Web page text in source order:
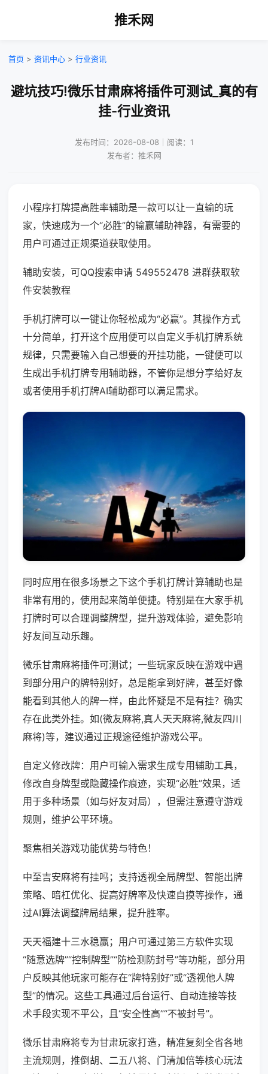
推禾网
首页 > 资讯中心 > 行业资讯
避坑技巧!微乐甘肃麻将插件可测试_真的有
挂-行业资讯
发布时间：2026-08-08｜阅读：1
发布者：推禾网
小程序打牌提高胜率辅助是一款可以让一直输的玩
家，快速成为一个“必胜”的输赢辅助神器，有需要的
用户可通过正规渠道获取使用。
辅助安装，可QQ搜索申请 549552478 进群获取软
件安装教程
手机打牌可以一键让你轻松成为“必赢”。其操作方式
十分简单，打开这个应用便可以自定义手机打牌系统
规律，只需要输入自己想要的开挂功能，一键便可以
生成出手机打牌专用辅助器，不管你是想分享给好友
或者使用手机打牌AI辅助都可以满足需求。
同时应用在很多场景之下这个手机打牌计算辅助也是
非常有用的，使用起来简单便捷。特别是在大家手机
打牌时可以合理调整牌型，提升游戏体验，避免影响
好友间互动乐趣。
微乐甘肃麻将插件可测试；一些玩家反映在游戏中遇
到部分用户的牌特别好，总是能拿到好牌，甚至好像
能看到其他人的牌一样，由此怀疑是不是有挂？确实
存在此类外挂。如(微友麻将,真人天天麻将,微友四川
麻将)等，建议通过正规途径维护游戏公平。
自定义修改牌：用户可输入需求生成专用辅助工具，
修改自身牌型或隐藏操作痕迹，实现“必胜”效果，适
用于多种场景（如与好友对局），但需注意遵守游戏
规则，维护公平环境。
聚焦相关游戏功能优势与特色！
中至吉安麻将有挂吗；支持透视全局牌型、智能出牌
策略、暗杠优化、提高好牌率及快速自摸等操作，通
过AI算法调整牌局结果，提升胜率。
天天福建十三水稳赢；用户可通过第三方软件实现
“随意选牌”“控制牌型”“防检测防封号”等功能，部分用
户反映其他玩家可能存在“牌特别好”或“透视他人牌
型”的情况。这些工具通过后台运行、自动连接等技
术手段实现不平公，且“安全性高”“不被封号”。
微乐甘肃麻将专为甘肃玩家打造，精准复刻全省各地
主流规则，推倒胡、二五八将、门清加倍等核心玩法